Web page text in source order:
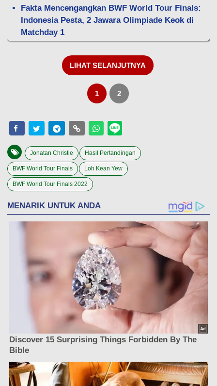
Fakta Mencengangkan BWF World Tour Finals:
Indonesia Pesta, 2 Jawara Olimpiade Keok di
Matchday 1
LIHAT SELANJUTNYA
1 2
Jonatan Christie Hasil Pertandingan
BWF World Tour Finals Loh Kean Yew
BWF World Tour Finals 2022